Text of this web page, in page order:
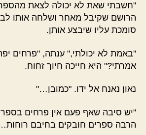
"חשבתי שאת לא יכולה לצאת
הרושם שקיבל מאחר ושלחה אותו
סומכת עליו שיבצע אותן.
"באמת לא יכולתי," ענתה, "פרחים
אמרתי?" היא חייכה חיוך זחוח.
נאון נאנח אל ידו. "כמובן…"
"יש סיבה שאף פעם אין פרחים
הרבה ספרים חובקים בחיבם